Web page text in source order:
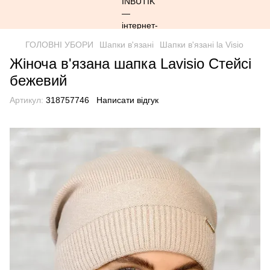
ГОЛОВНІ УБОРИ Шапки в'язані Шапки в'язані la Visio
Жіноча в'язана шапка Lavisio Стейсі
бежевий
Артикул: 318757746 Написати відгук